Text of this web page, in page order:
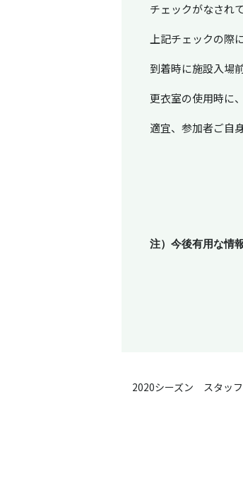
チェックがなされ
上記チェックの際
到着時に施設入場
更衣室の使用時に
適宜、参加者ご自
注）今後有用な情
2020シーズン スタッフ